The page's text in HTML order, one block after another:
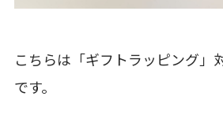
こちらは「ギフトラッピング」
です。